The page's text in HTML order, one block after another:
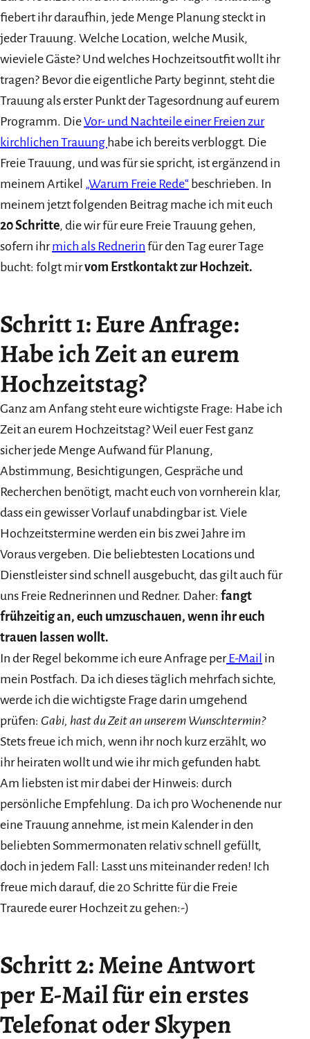
fiebert ihr daraufhin, jede Menge Planung steckt in
jeder Trauung. Welche Location, welche Musik,
wieviele Gäste? Und welches Hochzeitsoutfit wollt ihr
tragen? Bevor die eigentliche Party beginnt, steht die
Trauung als erster Punkt der Tagesordnung auf eurem
Programm. DieVor- und Nachteile einer Freien zur
kirchlichen Trauung habe ich bereits verbloggt. Die
Freie Trauung, und was für sie spricht, ist ergänzend in
meinem Artikel „Warum Freie Rede“ beschrieben. In
meinem jetzt folgenden Beitrag mache ich mit euch
20 Schritte, die wir für eure Freie Trauung gehen,
sofern ihrmich als Rednerin für den Tag eurer Tage
bucht: folgt mirvom Erstkontakt zur Hochzeit.
Schritt 1: Eure Anfrage:
Habe ich Zeit an eurem
Hochzeitstag?
Ganz am Anfang steht eure wichtigste Frage: Habe ich
Zeit an eurem Hochzeitstag? Weil euer Fest ganz
sicher jede Menge Aufwand für Planung,
Abstimmung, Besichtigungen, Gespräche und
Recherchen benötigt, macht euch von vornherein klar,
dass ein gewisser Vorlauf unabdingbar ist. Viele
Hochzeitstermine werden ein bis zwei Jahre im
Voraus vergeben. Die beliebtesten Locations und
Dienstleister sind schnell ausgebucht, das gilt auch für
uns Freie Rednerinnen und Redner. Daher: fangt
frühzeitig an, euch umzuschauen, wenn ihr euch
trauen lassen wollt.
In der Regel bekomme ich eure Anfrage perE-Mail in
mein Postfach. Da ich dieses täglich mehrfach sichte,
werde ich die wichtigste Frage darin umgehend
prüfen: Gabi, hast du Zeit an unserem Wunschtermin?
Stets freue ich mich, wenn ihr noch kurz erzählt, wo
ihr heiraten wollt und wie ihr mich gefunden habt.
Am liebsten ist mir dabei der Hinweis: durch
persönliche Empfehlung. Da ich pro Wochenende nur
eine Trauung annehme, ist mein Kalender in den
beliebten Sommermonaten relativ schnell gefüllt,
doch in jedem Fall: Lasst uns miteinander reden! Ich
freue mich darauf, die 20 Schritte für die Freie
Traurede eurer Hochzeit zu gehen:-)
Schritt 2: Meine Antwort
per E-Mail für ein erstes
Telefonat oder Skypen